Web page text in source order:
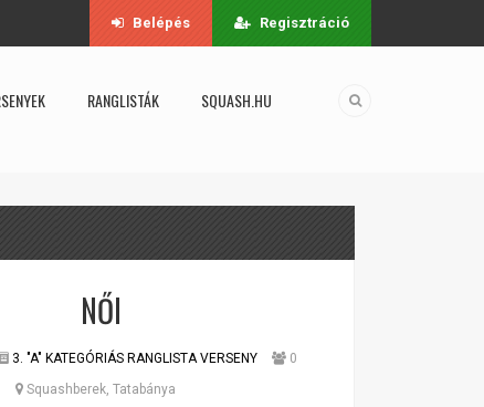
Belépés Regisztráció
RANGLISTÁK SQUASH.HU
NŐI
3. "A" KATEGÓRIÁS RANGLISTA VERSENY
0
Squashberek, Tatabánya